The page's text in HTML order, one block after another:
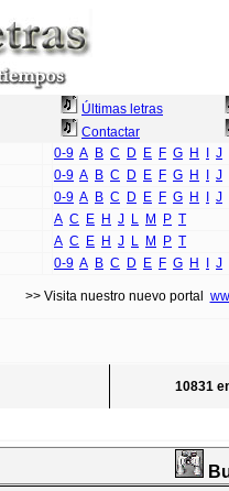
Últimas letras
Contactar
0-9 A B C D E F G H
J
0-9 A B C D E F G H
J
0-9 A B C D E F G H
J
A C E H J L M P T
A C E H J L M P T
0-9 A B C D E F G H J
>> Visita nuestro nuevo portal
10831